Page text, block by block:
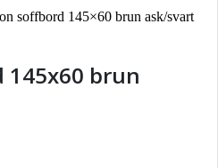
soffbord 145×60 brun ask/svart
145x60 brun